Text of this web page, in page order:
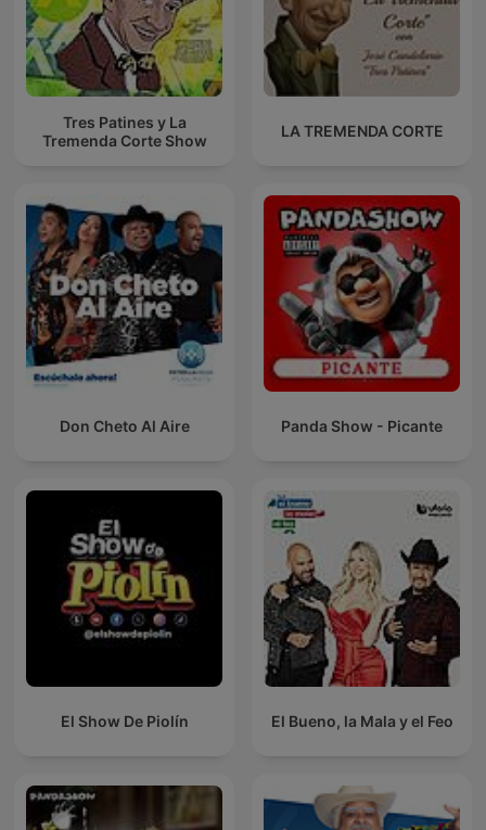
Tres Patines y La
Tremenda Corte Show
LA TREMENDA CORTE
Don Cheto Al Aire Panda Show - Picante
El Show De Piolín El Bueno, la Mala y el Feo